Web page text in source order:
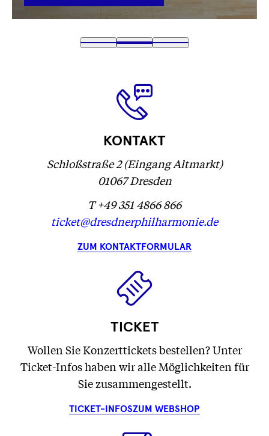
VERLINKUNG
Text
1
Text
2
(
...
Text
3
KONTAKT
Schloßstraße 2 (Eingang Altmarkt)
01067 Dresden
T +49 351 4866 866
ticket@dresdnerphilharmonie.de
ZUM KONTAKTFORMULAR
TICKET
Wollen Sie Konzerttickets bestellen? Unter
Ticket-Infos haben wir alle Möglichkeiten für
Sie zusammengestellt.
TICKET-INFOSZUM WEBSHOP